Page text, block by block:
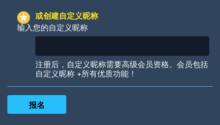
或创建自定义昵称
输入您的自定义昵称
注册后，自定义昵称需要高级会员资格。会员包括
自定义昵称 +所有优质功能！